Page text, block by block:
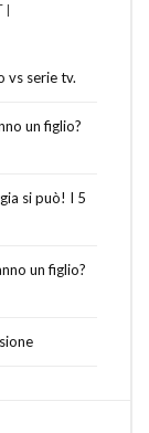
vs serie tv.
un figlio?
si può! I 5
un figlio?